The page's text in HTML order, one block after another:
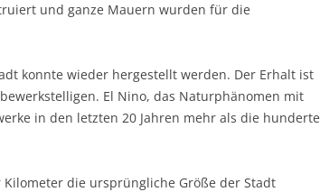
und ganze Mauern wurden für die
konnte wieder hergestellt werden. Der Erhalt ist
El Nino, das Naturphänomen mit
in den letzten 20 Jahren mehr als die hunderte
die ursprüngliche Größe der Stadt